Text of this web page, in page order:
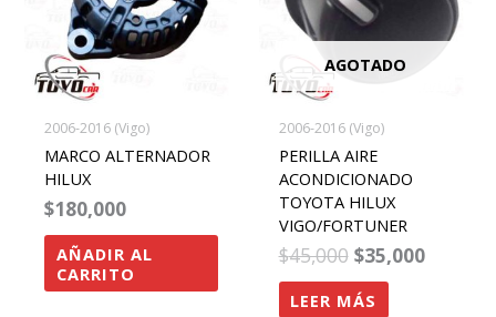
2006-2016 (Vigo)
MARCO ALTERNADOR
HILUX
$180,000
AÑADIR AL
CARRITO
AGOTADO
2006-2016 (Vigo)
PERILLA AIRE
ACONDICIONADO
TOYOTA HILUX
VIGO/FORTUNER
$45,000 $35,000
LEER MÁS